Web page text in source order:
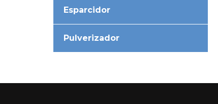
Esparcidor
Pulverizador